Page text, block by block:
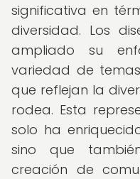
significativa en
diversidad. Los
ampliado su
variedad de
que reflejan la
rodea. Esta
solo ha
sino que
creación de